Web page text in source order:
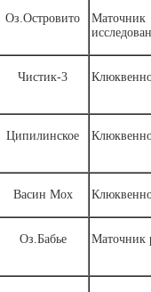
Оз.Островито
Чистик-3
Ципилинское
Васин Мох
Оз.Бабье Маточник